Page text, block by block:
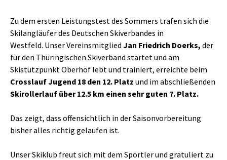
Zu dem ersten Leistungstest des Sommers trafen sich die
Skilangläufer des Deutschen Skiverbandes in
Westfeld. Unser Vereinsmitglied Jan Friedrich Doerks, der
für den Thüringischen Skiverband startet und am
Skistützpunkt Oberhof lebt und trainiert, erreichte beim
Crosslauf Jugend 18 den 12. Platz und im abschließenden
Skirollerlauf über 12.5 km einen sehr guten 7. Platz.
Das zeigt, dass offensichtlich in der Saisonvorbereitung
bisher alles richtig gelaufen ist.
Unser Skiklub freut sich mit dem Sportler und gratuliert zu